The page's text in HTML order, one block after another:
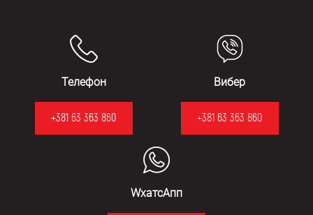
Телефон
+381 63 363 860
Вибер
+381 63 363 860
WхатсАпп